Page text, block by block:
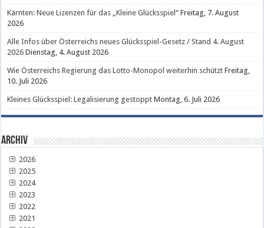
Kärnten: Neue Lizenzen für das „Kleine Glücksspiel“ Freitag, 7. August
2026
Alle Infos über Österreichs neues Glücksspiel-Gesetz / Stand 4. August
2026 Dienstag, 4. August 2026
Wie Österreichs Regierung das Lotto-Monopol weiterhin schützt Freitag,
10. Juli 2026
Kleines Glücksspiel: Legalisierung gestoppt Montag, 6. Juli 2026
Archiv
2026
2025
2024
2023
2022
2021